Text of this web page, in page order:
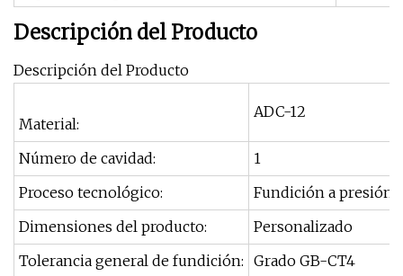
Descripción del Producto
Descripción del Producto
Material:
ADC-12
Número de cavidad:
1
Proceso tecnológico:
Fundición a presión
Dimensiones del producto:
Personalizado
Tolerancia general de fundición: Grado GB-CT4